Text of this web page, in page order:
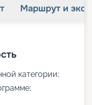
Маршрут и
категории;